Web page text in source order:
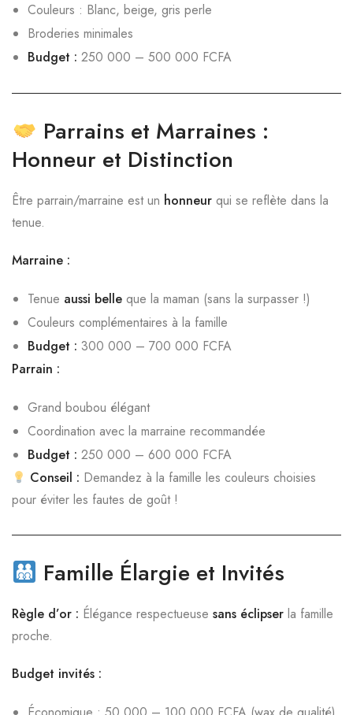
Couleurs : Blanc, beige, gris perle
Broderies minimales
Budget : 250 000 – 500 000 FCFA
Parrains et Marraines :
Honneur et Distinction
Être parrain/marraine est un honneur qui se reflète dans la
tenue.
Marraine :
Tenue aussi belle que la maman (sans la surpasser !)
Couleurs complémentaires à la famille
Budget : 300 000 – 700 000 FCFA
Parrain :
Grand boubou élégant
Coordination avec la marraine recommandée
Budget : 250 000 – 600 000 FCFA
Conseil : Demandez à la famille les couleurs choisies
pour éviter les fautes de goût !
Famille Élargie et Invités
Règle d’or : Élégance respectueuse sans éclipser la famille
proche.
Budget invités :